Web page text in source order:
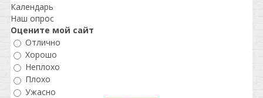
Календарь
Наш опрос
Оцените мой сайт
Отлично
Хорошо
Неплохо
Плохо
Ужасно